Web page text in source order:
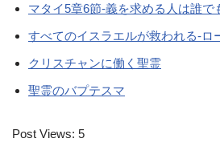
マタイ5章6節-義を求める人は誰で
すべてのイスラエルが救われる-ロ
クリスチャンに働く聖霊
聖霊のバプテスマ
Post Views: 5